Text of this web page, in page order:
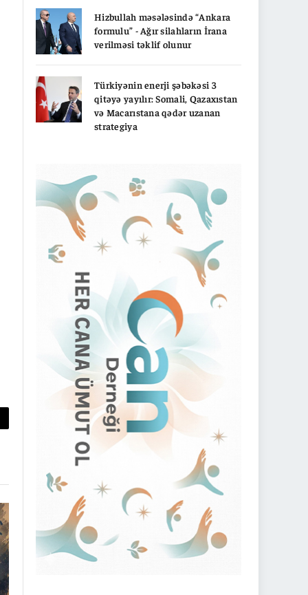
Hizbullah məsələsində “Ankara
formulu” - Ağır silahların İrana
verilməsi təklif olunur
Türkiyənin enerji şəbəkəsi 3
qitəyə yayılır: Somali, Qazaxıstan
və Macarıstana qədər uzanan
strategiya